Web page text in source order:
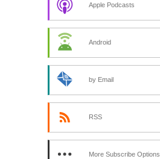
Apple Podcasts
Android
by Email
RSS
More Subscribe Options